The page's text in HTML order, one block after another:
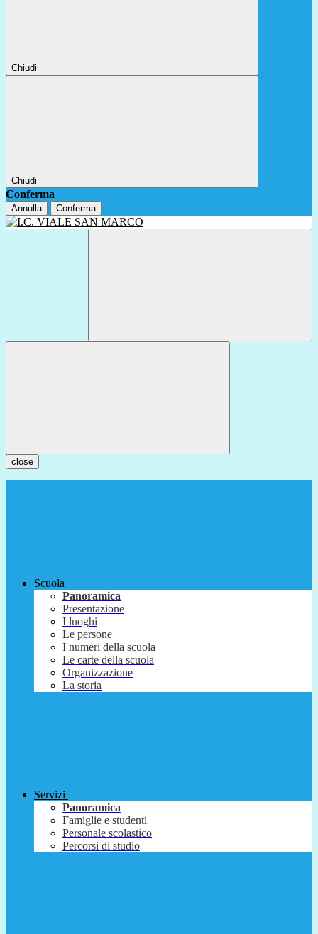
Chiudi
Chiudi
Conferma
Annulla Conferma
close
Scuola
Panoramica
Presentazione
I luoghi
Le persone
I numeri della scuola
Le carte della scuola
Organizzazione
La storia
Servizi
Panoramica
Famiglie e studenti
Personale scolastico
Percorsi di studio